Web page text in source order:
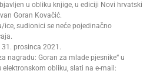
u obliku knjige, u ediciji Novi hrvatski
Goran Kovačić.
sudionici se neće pojedinačno
prosinca 2021.
nagradu: Goran za mlade pjesnike“ u
obliku, slati na e-mail: